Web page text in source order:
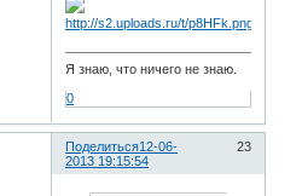
Я знаю, что ничего не знаю.
0
Поделиться 23
12-06-
2013 19:15:54